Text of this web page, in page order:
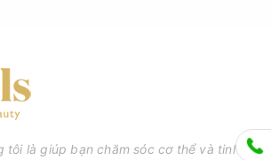
tôi là giúp bạn chăm sóc cơ thể và tinh